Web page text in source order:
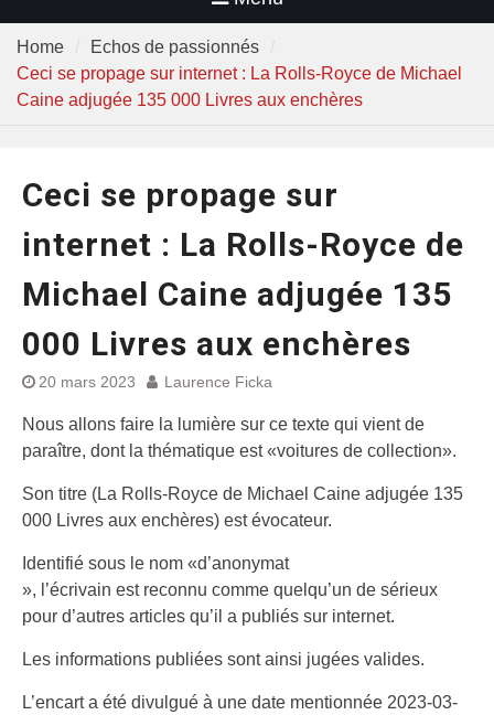
Home
Echos de passionnés
Ceci se propage sur internet : La Rolls-Royce de Michael
Caine adjugée 135 000 Livres aux enchères
Ceci se propage sur
internet : La Rolls-Royce de
Michael Caine adjugée 135
000 Livres aux enchères
20 mars 2023 Laurence Ficka
Nous allons faire la lumière sur ce texte qui vient de
paraître, dont la thématique est «voitures de collection».
Son titre (La Rolls-Royce de Michael Caine adjugée 135
000 Livres aux enchères) est évocateur.
Identifié sous le nom «d’anonymat
», l’écrivain est reconnu comme quelqu’un de sérieux
pour d’autres articles qu’il a publiés sur internet.
Les informations publiées sont ainsi jugées valides.
L’encart a été divulgué à une date mentionnée 2023-03-